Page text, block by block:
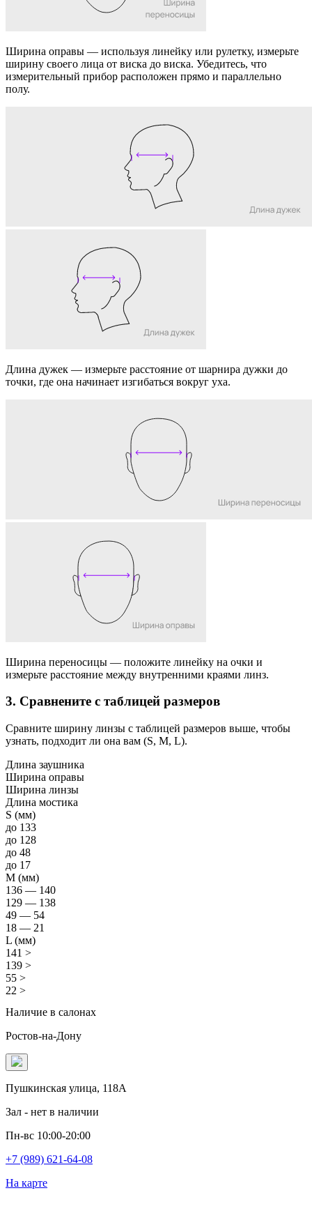
Ширина оправы — используя линейку или рулетку, измерьте
ширину своего лица от виска до виска. Убедитесь, что
измерительный прибор расположен прямо и параллельно
полу.
Длина дужек — измерьте расстояние от шарнира дужки до
точки, где она начинает изгибаться вокруг уха.
Ширина переносицы — положите линейку на очки и
измерьте расстояние между внутренними краями линз.
3. Сравнените с таблицей размеров
Сравните ширину линзы с таблицей размеров выше, чтобы
узнать, подходит ли она вам (S, M, L).
Длина заушника
Ширина оправы
Ширина линзы
Длина мостика
S (мм)
до 133
до 128
до 48
до 17
M (мм)
136 — 140
129 — 138
49 — 54
18 — 21
L (мм)
141 >
139 >
55 >
22 >
Наличие в салонах
Ростов-на-Дону
Пушкинская улица, 118А
Зал - нет в наличии
Пн-вс 10:00-20:00
+7 (989) 621-64-08
На карте